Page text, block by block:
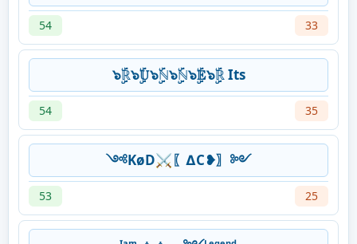
54 33
๖ۣۜℝ๖ۣۜ𝕌๖ۣۜℕ๖ۣۜℕ๖ۣۜ𝔼๖ۣۜℝ Its
54 35
༺KøD⚔〖∆C❥〗༻
53 25